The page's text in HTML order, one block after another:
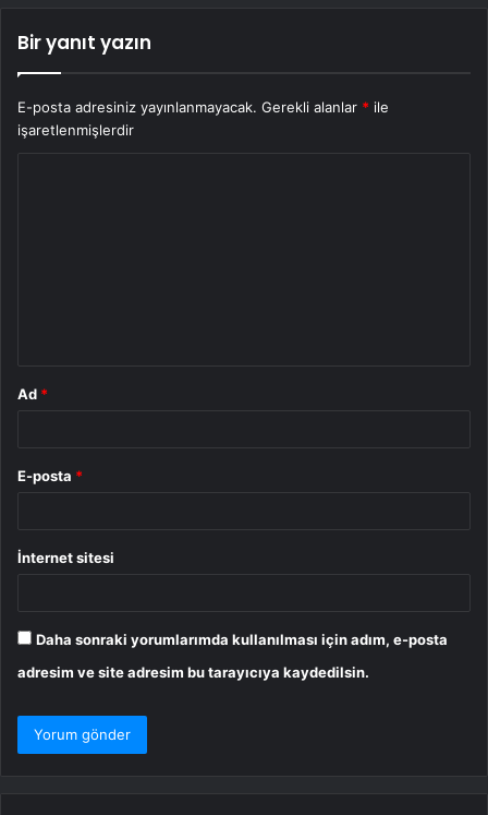
Bir yanıt yazın
E-posta adresiniz yayınlanmayacak. Gerekli alanlar * ile
işaretlenmişlerdir
Ad *
E-posta *
İnternet sitesi
Daha sonraki yorumlarımda kullanılması için adım, e-posta
adresim ve site adresim bu tarayıcıya kaydedilsin.